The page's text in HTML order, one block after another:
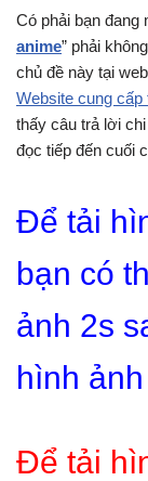
Có phải bạn đang
anime” phải
chủ đề này tại
Website cung
thấy câu trả lời
đọc tiếp đến cuối
Để tải
bạn có
ảnh 2s
hình
Để tải